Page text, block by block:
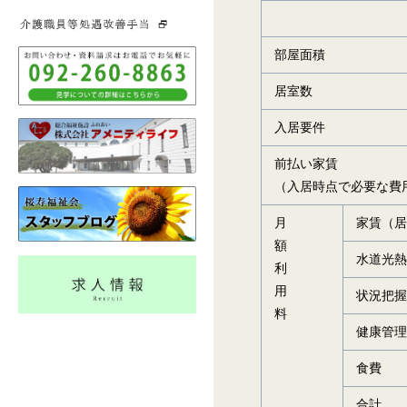
部屋面積
居室数
入居要件
前払い家賃
（入居時点で必要な費
月
額
利
用
料
家賃（
水道光
状況把
健康管
食費